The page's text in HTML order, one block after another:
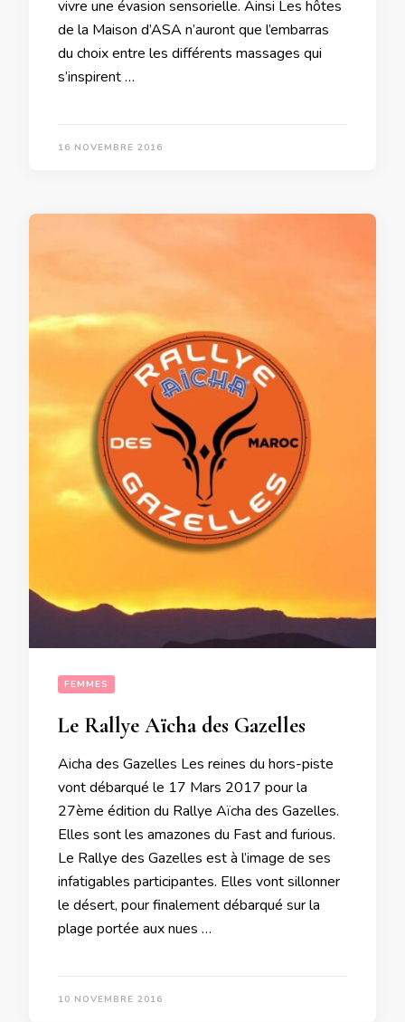
vivre une évasion sensorielle. Ainsi Les hôtes
de la Maison d’ASA n’auront que l’embarras
du choix entre les différents massages qui
s’inspirent …
16 NOVEMBRE 2016
FEMMES
Le Rallye Aïcha des Gazelles
Aicha des Gazelles Les reines du hors-piste
vont débarqué le 17 Mars 2017 pour la
27ème édition du Rallye Aïcha des Gazelles.
Elles sont les amazones du Fast and furious.
Le Rallye des Gazelles est à l’image de ses
infatigables participantes. Elles vont sillonner
le désert, pour finalement débarqué sur la
plage portée aux nues …
10 NOVEMBRE 2016